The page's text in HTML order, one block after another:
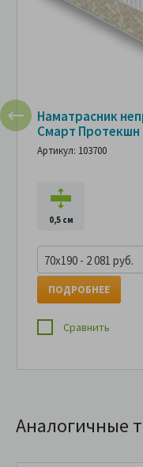
Наматрасник
Смарт Протекшн
Артикул: 103700
0,5 см
70x190 - 2 081 руб.
ПОДРОБНЕЕ
Сравнить
Аналогичные